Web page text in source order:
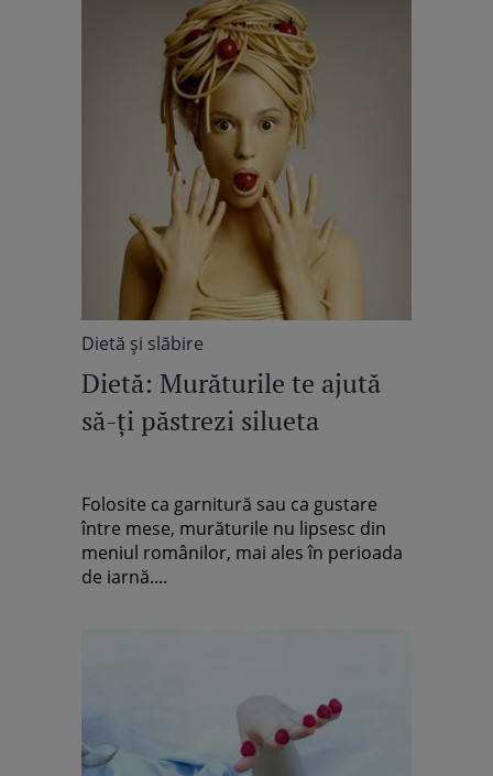
Dietă şi slăbire
Dietă: Murăturile te ajută
să-ţi păstrezi silueta
Folosite ca garnitură sau ca gustare
între mese, murăturile nu lipsesc din
meniul românilor, mai ales în perioada
de iarnă....